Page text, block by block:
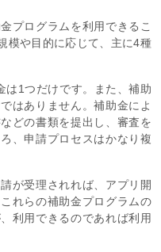
プログラムを利用できるこ
模や目的に応じて、主に4種
は1つだけです。また、補助
はありません。補助金によ
どの書類を提出し、審査を
、申請プロセスはかなり複
が受理されれば、アプリ開
れらの補助金プログラムの
利用できるのであれば利用